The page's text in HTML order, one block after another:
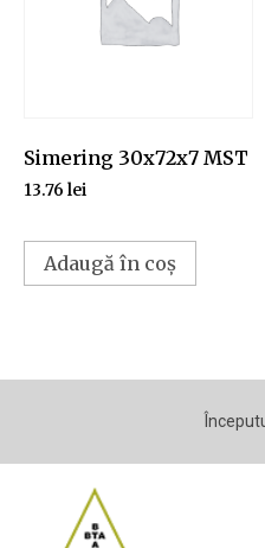
Simering 30x72x7 MST
13.76 lei
Adaugă în coș